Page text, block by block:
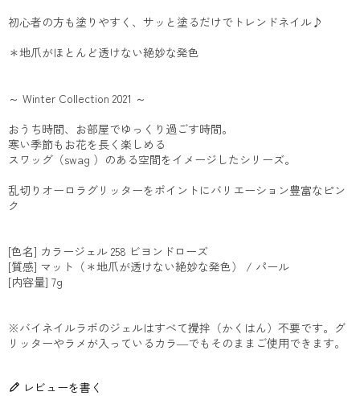
初心者の方も塗りやすく、サッと塗るだけでトレンドネイル♪
＊地爪がほとんど透けない絶妙な発色
～ Winter Collection 2021 ～
おうち時間、お部屋でゆっくり過ごす時間。
寒い季節もお花を長く楽しめる
スワッグ（swag ）のある空間をイメージしたシリーズ。
乱切りオーロラグリッターをポイントにバリエーション豊富なピン
ク
[色名] カラージェル 258 ビヨンドローズ
[質感] マット（＊地爪が透けない絶妙な発色） / パール
[内容量] 7g
※バイネイルラボのジェルはすべて攪拌（かくはん）不要です。グ
リッターやラメが入っているカラ―でもそのままご使用できます。
レビューを書く